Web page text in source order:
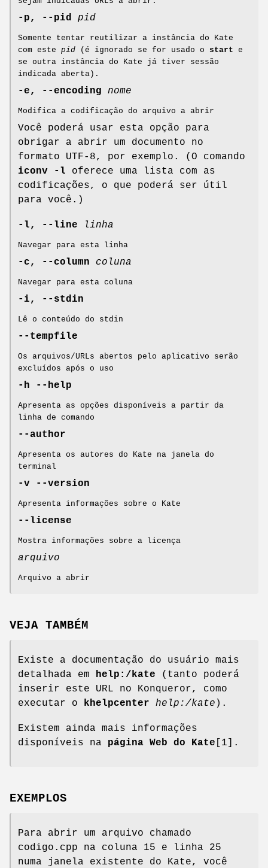
-p, --pid pid
Somente tentar reutilizar a instância do Kate
com este pid (é ignorado se for usado o start e
se outra instância do Kate já tiver sessão
indicada aberta).
-e, --encoding nome
Modifica a codificação do arquivo a abrir
Você poderá usar esta opção para
obrigar a abrir um documento no
formato UTF-8, por exemplo. (O comando
iconv -l oferece uma lista com as
codificações, o que poderá ser útil
para você.)
-l, --line linha
Navegar para esta linha
-c, --column coluna
Navegar para esta coluna
-i, --stdin
Lê o conteúdo do stdin
--tempfile
Os arquivos/URLs abertos pelo aplicativo serão
excluídos após o uso
-h --help
Apresenta as opções disponíveis a partir da
linha de comando
--author
Apresenta os autores do Kate na janela do
terminal
-v --version
Apresenta informações sobre o Kate
--license
Mostra informações sobre a licença
arquivo
Arquivo a abrir
VEJA TAMBÉM
Existe a documentação do usuário mais
detalhada em help:/kate (tanto poderá
inserir este URL no Konqueror, como
executar o khelpcenter help:/kate ).
Existem ainda mais informações
disponíveis na página Web do Kate [1].
EXEMPLOS
Para abrir um arquivo chamado
codigo.cpp na coluna 15 e linha 25
numa janela existente do Kate, você